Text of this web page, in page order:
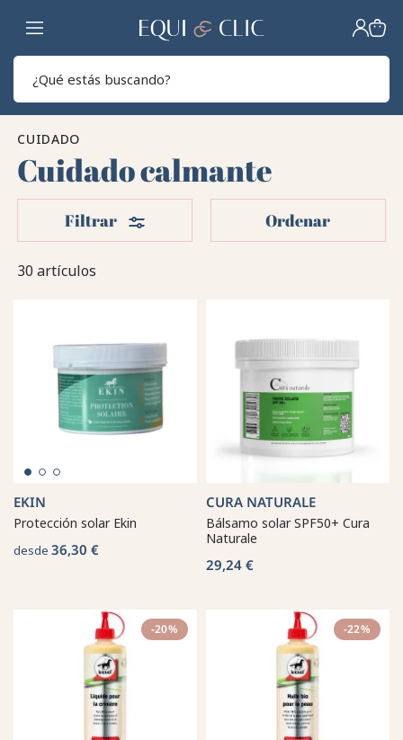
Hogar
CUIDADO
Cuidado calmante
30 artículos
Filtrar Filtros Ordenar
EKIN
Protección solar Ekin
desde 36,30 €
CURA NATURALE
Bálsamo solar SPF50+ Cura
Naturale
29,24 €
-20% -22%